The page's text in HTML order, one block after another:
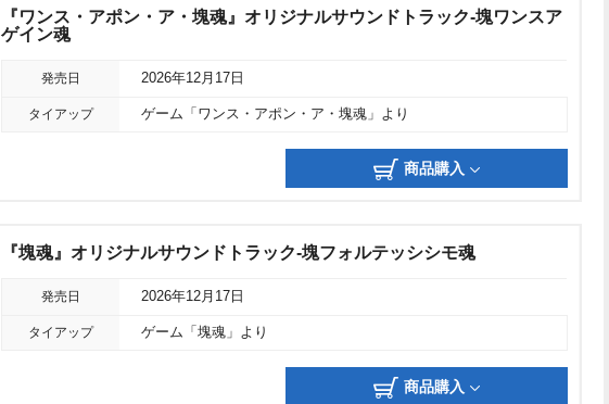
『ワンス・アポン・ア・塊魂』オリジナルサウンドトラック‐塊ワンスア
ゲイン魂
発売日 2026年12月17日
タイアップ ゲーム「ワンス・アポン・ア・塊魂」より
商品購入
『塊魂』オリジナルサウンドトラック-塊フォルテッシシモ魂
発売日 2026年12月17日
タイアップ ゲーム「塊魂」より
商品購入